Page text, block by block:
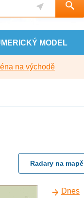
MODEL
na východě
Radary na mapě
Dnes